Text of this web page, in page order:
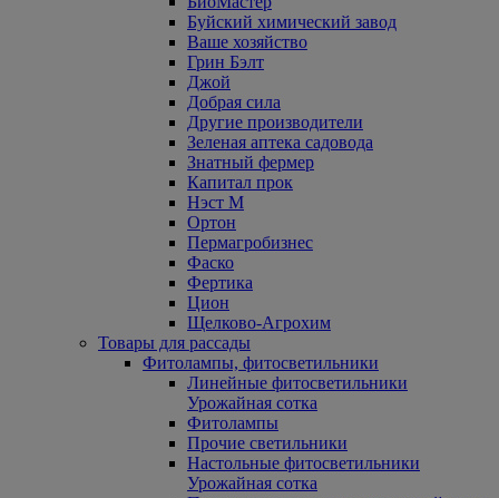
Буйский химический завод
Ваше хозяйство
Грин Бэлт
Джой
Добрая сила
Другие производители
Зеленая аптека садовода
Знатный фермер
Капитал прок
Нэст М
Ортон
Пермагробизнес
Фаско
Фертика
Цион
Щелково-Агрохим
Товары для рассады
Фитолампы, фитосветильники
Линейные фитосветильники
Урожайная сотка
Фитолампы
Прочие светильники
Настольные фитосветильники
Урожайная сотка